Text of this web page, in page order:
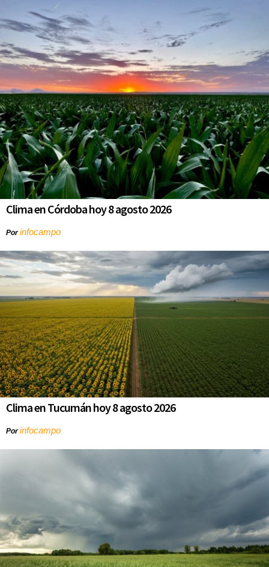
Clima en Córdoba hoy 8 agosto 2026
Porinfocampo
Clima en Tucumán hoy 8 agosto 2026
Porinfocampo